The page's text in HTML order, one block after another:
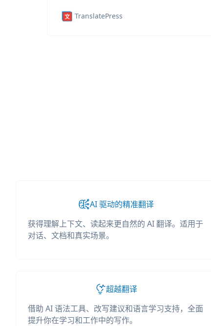
TranslatePress
AI 驱动的精准翻译
获得理解上下文、读起来更自然的 AI 翻译。适用于
对话、文档和真实场景。
超越翻译
借助 AI 语法工具、改写建议和语言学习支持，全面
提升你在学习和工作中的写作。